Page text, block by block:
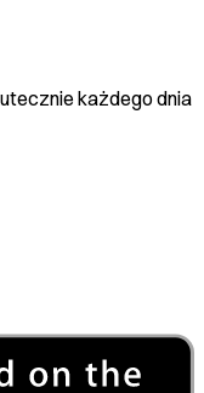
każdego dnia